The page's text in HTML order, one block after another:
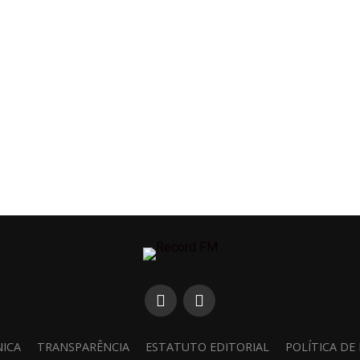
TRANSPARÊNCIA ESTATUTO EDITORIAL POLÍTICA DE